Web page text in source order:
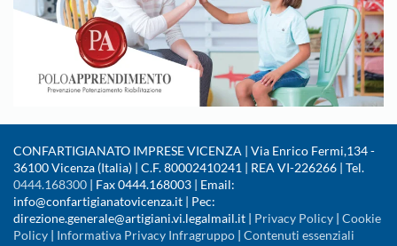
CONFARTIGIANATO IMPRESE VICENZA | Via Enrico Fermi,134 -
36100 Vicenza (Italia) | C.F. 80002410241 | REA VI-226266 | Tel.
0444.168300 | Fax 0444.168003 | Email:
info@confartigianatovicenza.it | Pec:
direzione.generale@artigiani.vi.legalmail.it | Privacy Policy | Cookie
Policy | Informativa Privacy Infragruppo | Contenuti essenziali